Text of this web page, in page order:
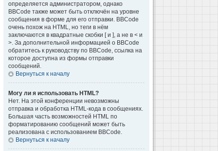
определяется администратором, однако
BBCode также может быть отключён на уровне
сообщения в форме для его отправки. BBCode
очень похож на HTML, но теги в нём
заключаются в квадратные скобки [ и ], а не в < и
>. За дополнительной информацией о BBCode
обратитесь к руководству по BBCode, ссылка на
которое доступна из формы отправки
сообщений.
Вернуться к началу
Могу ли я использовать HTML?
Нет. На этой конференции невозможны
отправка и обработка HTML-кода в сообщениях.
Большая часть возможностей HTML по
форматированию сообщений может быть
реализована с использованием BBCode.
Вернуться к началу